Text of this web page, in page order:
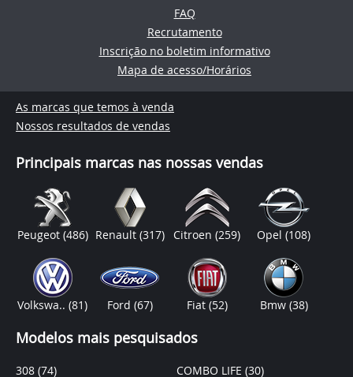
FAQ
Recrutamento
Inscrição no boletim informativo
Mapa de acesso/Horários
As marcas que temos à venda
Nossos resultados de vendas
Principais marcas nas nossas vendas
Peugeot (486) Renault (317) Citroen(259) Opel(108)
Volkswa..(81) Ford (67) Fiat (52) Bmw (38)
Modelos mais pesquisados
308 (74) COMBO LIFE (30)